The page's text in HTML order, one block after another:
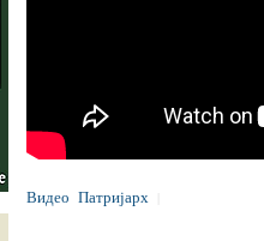
Видео Патријарх